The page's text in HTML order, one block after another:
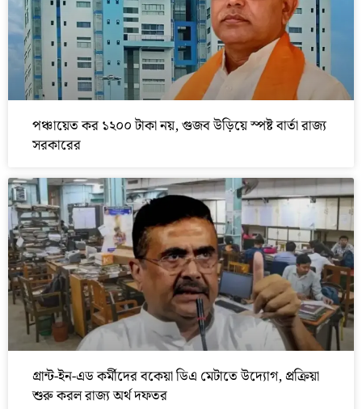
পঞ্চায়েত কর ১২০০ টাকা নয়, গুজব উড়িয়ে স্পষ্ট বার্তা রাজ্য
সরকারের
গ্রান্ট-ইন-এড কর্মীদের বকেয়া ডিএ মেটাতে উদ্যোগ, প্রক্রিয়া
শুরু করল রাজ্য অর্থ দফতর